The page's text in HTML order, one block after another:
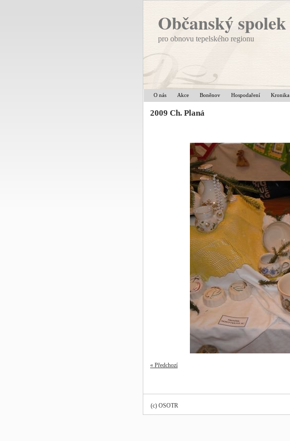
Občanský spolek
pro obnovu tepelského regionu
O nás Akce Boněnov Hospodaření Kronika
2009 Ch. Planá
« Předchozí
(c) OSOTR